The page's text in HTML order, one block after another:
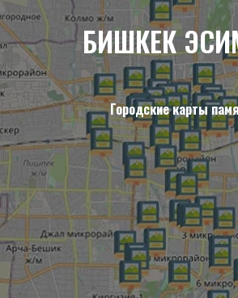
БИШКЕК
Городские карты